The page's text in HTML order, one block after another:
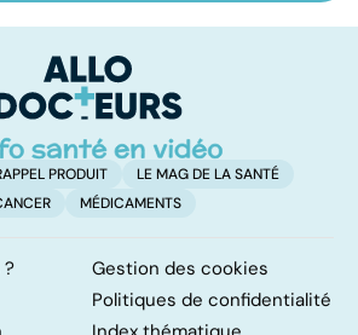
un oligo-élément
PRODUIT
LE MAG DE LA SANTÉ
MÉDICAMENTS
Gestion des cookies
Politiques de confidentialité